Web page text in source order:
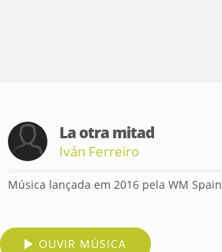
La otra mitad
Iván Ferreiro
Música lançada em 2016 pela WM Spain
OUVIR MÚSICA